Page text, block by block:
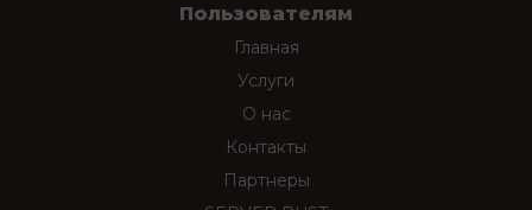
Пользователям
Главная
Услуги
О нас
Контакты
Партнеры